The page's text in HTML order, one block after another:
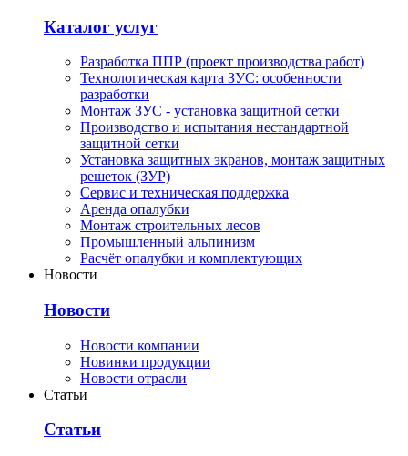
Каталог услуг
Разработка ППР (проект производства работ)
Технологическая карта ЗУС: особенности
разработки
Монтаж ЗУС - установка защитной сетки
Производство и испытания нестандартной
защитной сетки
Установка защитных экранов, монтаж защитных
решеток (ЗУР)
Сервис и техническая поддержка
Аренда опалубки
Монтаж строительных лесов
Промышленный альпинизм
Расчёт опалубки и комплектующих
Новости
Новости
Новости компании
Новинки продукции
Новости отрасли
Статьи
Статьи